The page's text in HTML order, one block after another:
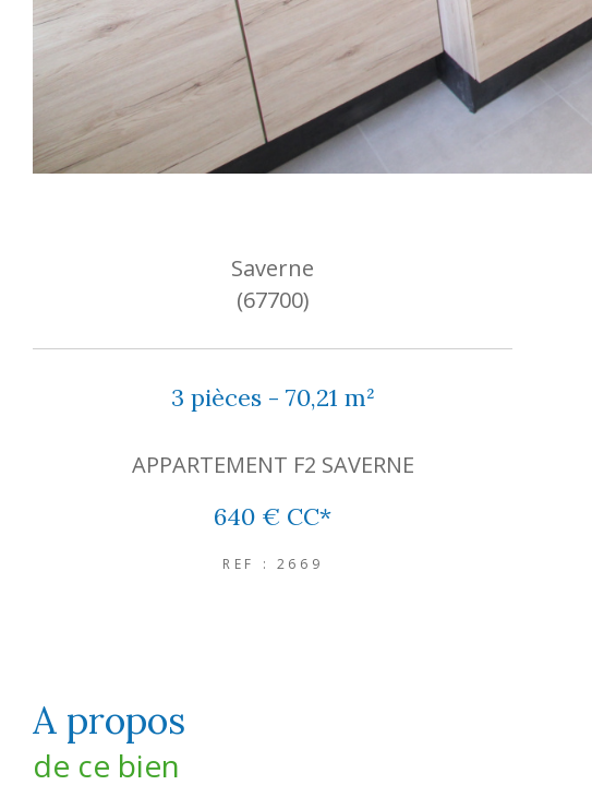
Saverne
(67700)
3 pièces - 70,21 m²
APPARTEMENT F2 SAVERNE
640 € CC*
REF : 2669
a propos
de ce bien